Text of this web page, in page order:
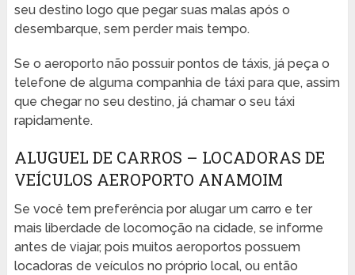
seu destino logo que pegar suas malas após o
desembarque, sem perder mais tempo.
Se o aeroporto não possuir pontos de táxis, já peça o
telefone de alguma companhia de táxi para que, assim
que chegar no seu destino, já chamar o seu táxi
rapidamente.
ALUGUEL DE CARROS – LOCADORAS DE
VEÍCULOS AEROPORTO ANAMOIM
Se você tem preferência por alugar um carro e ter
mais liberdade de locomoção na cidade, se informe
antes de viajar, pois muitos aeroportos possuem
locadoras de veículos no próprio local, ou então